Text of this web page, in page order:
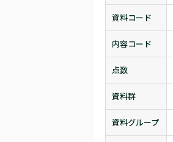
資料コード
内容コード
点数
資料群
資料グループ